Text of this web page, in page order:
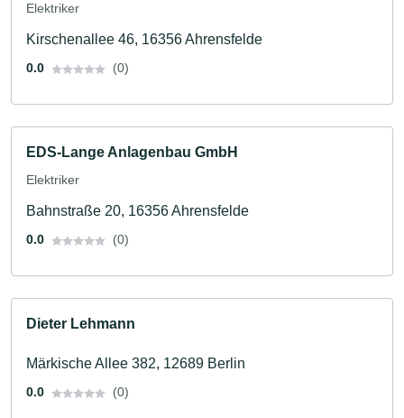
Elektriker
Kirschenallee 46, 16356 Ahrensfelde
0.0 (0)
EDS-Lange Anlagenbau GmbH
Elektriker
Bahnstraße 20, 16356 Ahrensfelde
0.0 (0)
Dieter Lehmann
Märkische Allee 382, 12689 Berlin
0.0 (0)